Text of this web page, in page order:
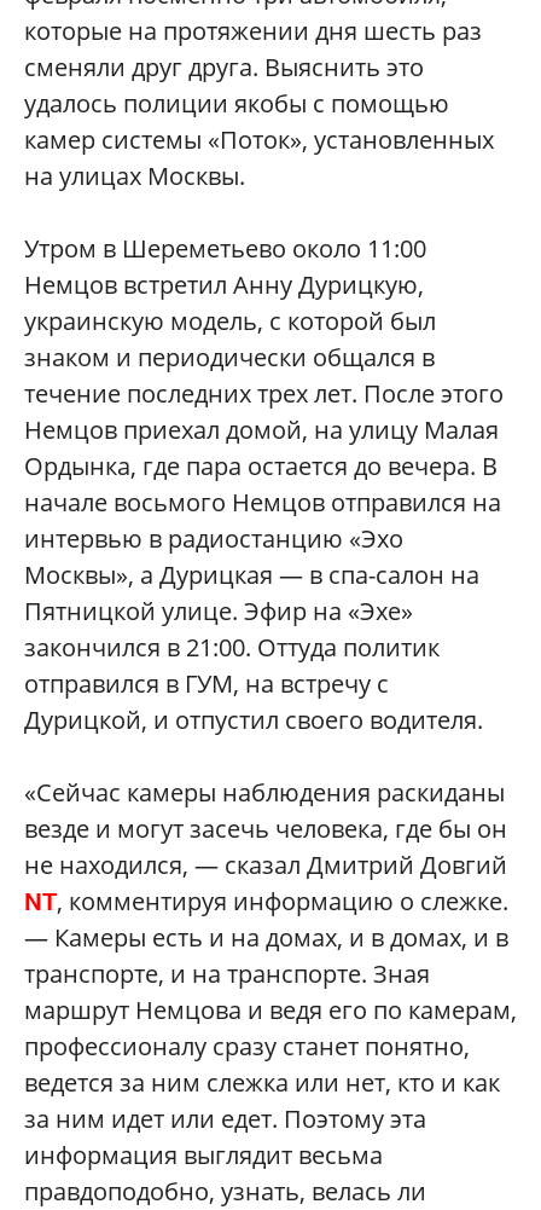
которые на протяжении дня шесть раз
сменяли друг друга. Выяснить это
удалось полиции якобы с помощью
камер системы «Поток», установленных
на улицах Москвы.
Утром в Шереметьево около 11:00
Немцов встретил Анну Дурицкую,
украинскую модель, с которой был
знаком и периодически общался в
течение последних трех лет. После этого
Немцов приехал домой, на улицу Малая
Ордынка, где пара остается до вечера. В
начале восьмого Немцов отправился на
интервью в радиостанцию «Эхо
Москвы», а Дурицкая — в спа-салон на
Пятницкой улице. Эфир на «Эхе»
закончился в 21:00. Оттуда политик
отправился в ГУМ, на встречу с
Дурицкой, и отпустил своего водителя.
«Сейчас камеры наблюдения раскиданы
везде и могут засечь человека, где бы он
не находился, — сказал Дмитрий Довгий
NT, комментируя информацию о слежке.
— Камеры есть и на домах, и в домах, и в
транспорте, и на транспорте. Зная
маршрут Немцова и ведя его по камерам,
профессионалу сразу станет понятно,
ведется за ним слежка или нет, кто и как
за ним идет или едет. Поэтому эта
информация выглядит весьма
правдоподобно, узнать, велась ли